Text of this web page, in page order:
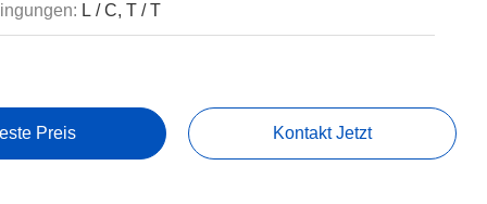
L / C, T / T
Preis Kontakt Jetzt